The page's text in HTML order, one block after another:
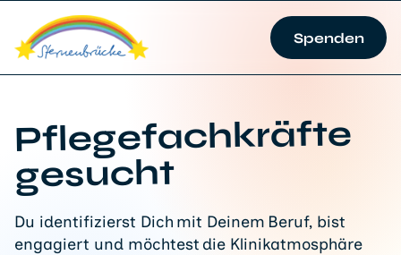
Spenden
Pflegefachkräfte
gesucht
Du identifizierst Dich mit Deinem Beruf, bist
engagiert und möchtest die Klinikatmosphäre